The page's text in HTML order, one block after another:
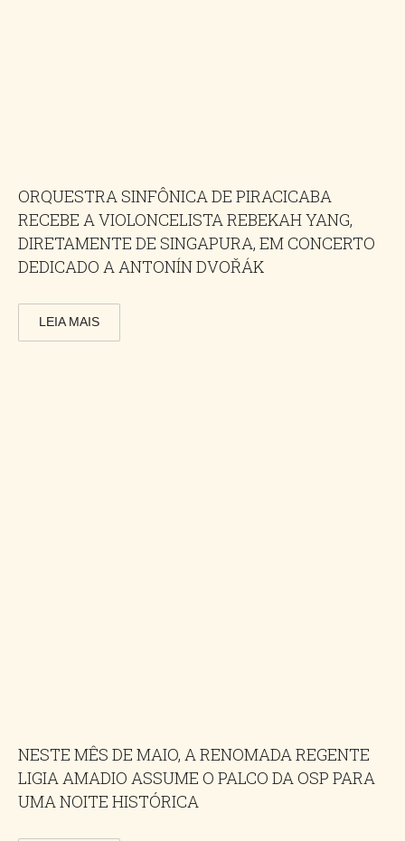
ORQUESTRA SINFÔNICA DE PIRACICABA
RECEBE A VIOLONCELISTA REBEKAH YANG,
DIRETAMENTE DE SINGAPURA, EM CONCERTO
DEDICADO A ANTONÍN DVOŘÁK
LEIA MAIS
NESTE MÊS DE MAIO, A RENOMADA REGENTE
LIGIA AMADIO ASSUME O PALCO DA OSP PARA
UMA NOITE HISTÓRICA